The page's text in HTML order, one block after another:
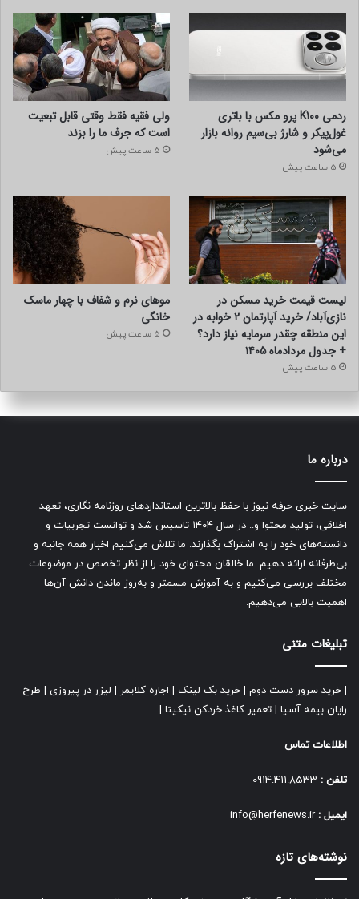
ردمی K100 پرو مکس با باتری
غول‌پیکر و شارژ بی‌سیم روانه بازار
می‌شود
5 ساعت پیش
ولی فقیه فقط وقتی قابل تبعیت
است که جرف ما را بزند
5 ساعت پیش
لیست قیمت خرید مسکن در
نازی‌آباد/ خرید آپارتمان ۲ خوابه در
این منطقه چقدر سرمایه نیاز دارد؟
+ جدول مردادماه ۱۴۰۵
5 ساعت پیش
موهای نرم و شفاف با چهار ماسک
خانگی
5 ساعت پیش
درباره ما
سایت خبری حرفه نیوز با حفظ بالاترین استانداردهای روزنامه نگاری، تعهد
اخلاقی، تولید محتوا و.. در سال ۱۴۰۴ تاسیس شد و توانست تجربیات و
دانسته‌های خود را به اشتراک بگذارند. ما تلاش می‌کنیم اخبار همه جانبه و
بی‌طرفانه ارائه دهیم. ما خالقان محتوای خود را از نظر تخصص در موضوعات
مختلف بررسی می‌کنیم و به آموزش مسمتر و به‌روز ماندن دانش آن‌ها
اهمیت بالایی می‌دهیم.
تبلیغات متنی
خرید سرور دست دوم خرید بک لینک اجاره کلایمر لیزر در پیروزی
طرح
رایان بیمه آسیا
تعمیر کاغذ خردکن نیکیتا
اطلاعات تماس
تلفن :
ایمیل : info@herfenews.ir
نوشته‌های تازه